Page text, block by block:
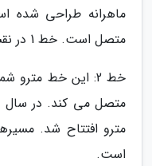
ماهرانه طراحی
متصل است. خط 1 در نقشه این شهر به رنگ قرمز است.
خط 2: این خط
مترو افتتاح شد.
است.